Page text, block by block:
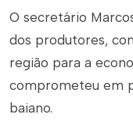
O secretário
dos produtores,
região para a
comprometeu em
baiano.